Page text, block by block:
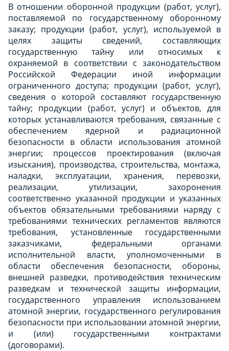
В отношении оборонной продукции (работ, услуг),
поставляемой по государственному оборонному
заказу; продукции (работ, услуг), используемой в
целях защиты сведений, составляющих
государственную тайну или относимых к
охраняемой в соответствии с законодательством
Российской Федерации иной информации
ограниченного доступа; продукции (работ, услуг),
сведения о которой составляют государственную
тайну; продукции (работ, услуг) и объектов, для
которых устанавливаются требования, связанные с
обеспечением ядерной и радиационной
безопасности в области использования атомной
энергии; процессов проектирования (включая
изыскания), производства, строительства, монтажа,
наладки, эксплуатации, хранения, перевозки,
реализации, утилизации, захоронения
соответственно указанной продукции и указанных
объектов обязательными требованиями наряду с
требованиями технических регламентов являются
требования, установленные государственными
заказчиками, федеральными органами
исполнительной власти, уполномоченными в
области обеспечения безопасности, обороны,
внешней разведки, противодействия техническим
разведкам и технической защиты информации,
государственного управления использованием
атомной энергии, государственного регулирования
безопасности при использовании атомной энергии,
и (или) государственными контрактами
(договорами).